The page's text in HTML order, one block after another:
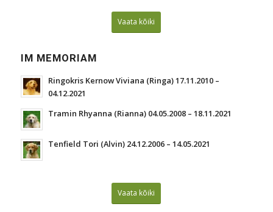
Vaata kõiki
IM MEMORIAM
Ringokris Kernow Viviana (Ringa) 17.11.2010 –
04.12.2021
Tramin Rhyanna (Rianna) 04.05.2008 – 18.11.2021
Tenfield Tori (Alvin) 24.12.2006 – 14.05.2021
Vaata kõiki